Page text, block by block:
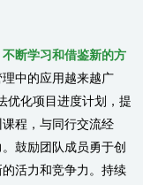
断学习和借鉴新的方
中的应用越来越广
优化项目进度计划，提
程，与同行交流经
鼓励团队成员勇于创
活力和竞争力。持续